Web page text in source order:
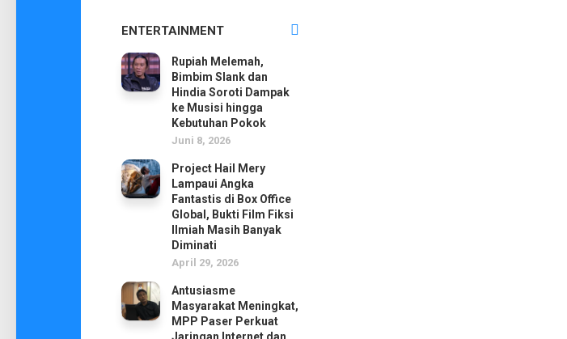
ENTERTAINMENT
Rupiah Melemah,
Bimbim Slank dan
Hindia Soroti Dampak
ke Musisi hingga
Kebutuhan Pokok
Juni 8, 2026
Project Hail Mery
Lampaui Angka
Fantastis di Box Office
Global, Bukti Film Fiksi
Ilmiah Masih Banyak
Diminati
April 29, 2026
Antusiasme
Masyarakat Meningkat,
MPP Paser Perkuat
Jaringan Internet dan